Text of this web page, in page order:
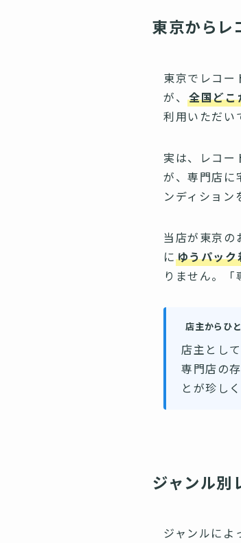
東京からレ
東京でレコ
が、全国どこ
利用いただい
実は、レコー
が、専門店に
ンディション
当店が東京の
にゆうパッ
りません。「
店主からひ
店主とし
専門店の
とが珍し
ジャンル別
ジャンルによ